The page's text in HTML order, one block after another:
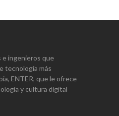
e ingenieros que
tecnología más
ENTER, que le ofrece
y cultura digital